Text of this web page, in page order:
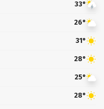
33°
26°
31°
28°
25°
28°